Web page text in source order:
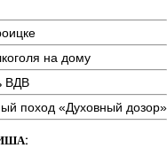
на дому
ВДВ
поход «Духовный дозор»